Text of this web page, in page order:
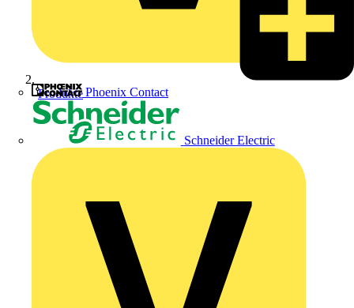
Phoenix Contact
Schneider Electric
Produkte